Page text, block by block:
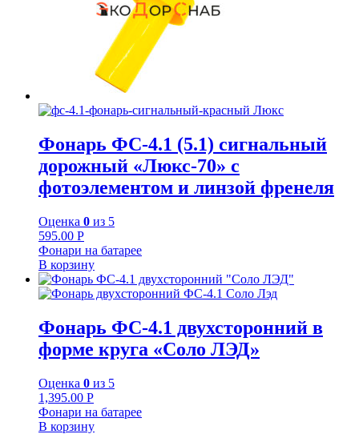
Фонарь ФС-4.1 (5.1) сигнальный
дорожный «Люкс-70» с
фотоэлементом и линзой френеля
Оценка 0 из 5
595.00 Р
Фонари на батарее
В корзину
Фонарь ФС-4.1 двухсторонний в
форме круга «Соло ЛЭД»
Оценка 0 из 5
1,395.00 Р
Фонари на батарее
В корзину